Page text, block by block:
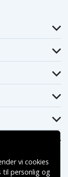
vi cookies
til personlig og